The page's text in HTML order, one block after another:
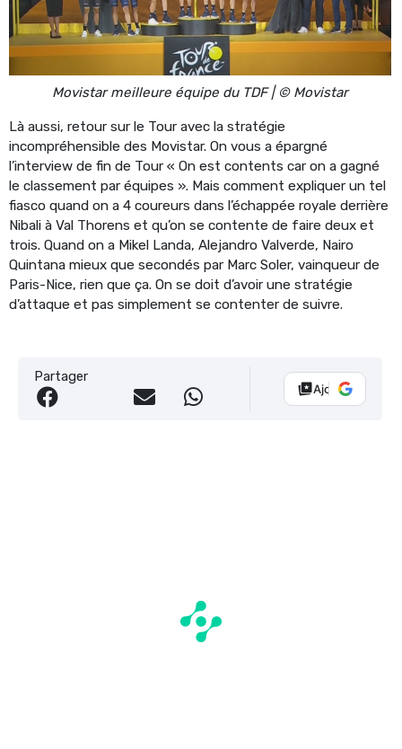
Movistar meilleure équipe du TDF | © Movistar
Là aussi, retour sur le Tour avec la stratégie
incompréhensible des Movistar. On vous a épargné
l’interview de fin de Tour « On est contents car on a gagné
le classement par équipes ». Mais comment expliquer un tel
fiasco quand on a 4 coureurs dans l’échappée royale derrière
Nibali à Val Thorens et qu’on se contente de faire deux et
trois. Quand on a Mikel Landa, Alejandro Valverde, Nairo
Quintana mieux que secondés par Marc Soler, vainqueur de
Paris-Nice, rien que ça. On se doit d’avoir une stratégie
d’attaque et pas simplement se contenter de suivre.
Partager
Ajouter Vélo